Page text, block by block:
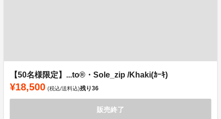
【50名様限定】...to®・Sole_zip /Khaki(ｶｰｷ)
¥18,500 (税込/送料込)残り36
販売終了